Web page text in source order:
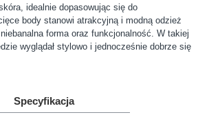
idealnie dopasowując się do
body stanowi atrakcyjną i modną odzież
forma oraz funkcjonalność. W takiej
wyglądał stylowo i jednocześnie dobrze się
Specyfikacja